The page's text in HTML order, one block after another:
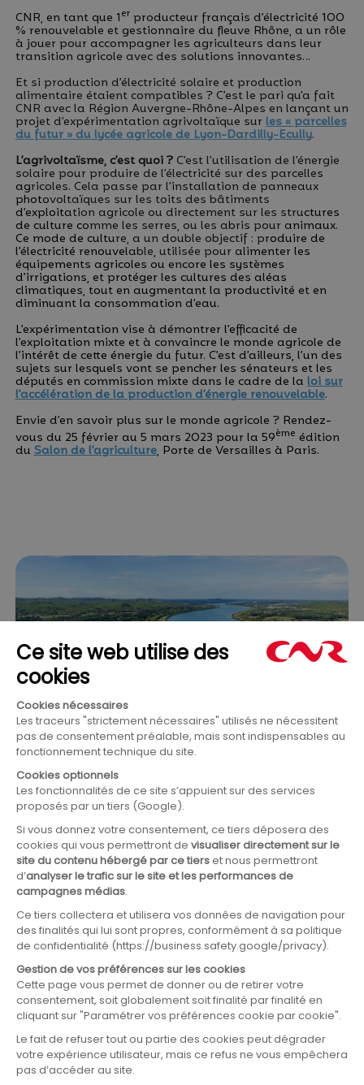
CNR, en tant que 1er producteur français d’électricité 100
% renouvelable et gestionnaire du fleuve Rhône, a un rôle
à jouer pour accompagner les agriculteurs dans leur
transition agricole avec des solutions innovantes…
Et si production d’électricité solaire et production
alimentaire étaient compatibles ? C’est le pari qu’a fait
CNR avec la Région Auvergne-Rhône-Alpes en lançant un
projet d’expérimentation agrivoltaïque surles « parcelles
du futur » du lycée agricole de Lyon-Dardilly-Ecully.
L’agrivoltaïsme, c’est quoi ?C’est l’utilisation de l’énergie
solaire pour produire de l’électricité sur des parcelles
agricoles. Cela passe par l’installation de panneaux
photovoltaïques sur les toits des bâtiments
d’exploitation agricole ou directement sur les structures
de culture comme les serres, ou les abris pour animaux.
Ce mode de culture, a un double objectif : produire de
l’électricité renouvelable, utilisée pour alimenter les
équipements agricoles ou encore les systèmes
d’irrigations, et protéger les cultures des aléas
climatiques, tout en augmentant la productivité et en
diminuant la consommation d’eau.
L’expérimentation vise à démontrer l’efficacité de
l’exploitation mixte et à convaincre le monde agricole de
l’intérêt de cette énergie du futur. C’est d’ailleurs, l’un des
sujets sur lesquels vont se pencher les sénateurs et les
députés en commission mixte dans le cadre de laloi sur
l’accélération de la production d’énergie renouvelable.
Envie d’en savoir plus sur le monde agricole ? Rendez-
vous du 25 février au 5 mars 2023 pour la 59ème édition
duSalon de l’agriculture, Porte de Versailles à Paris.
ARTICLE SUIVANT
Zoom sur la flore et la faune du
fleuve Rhône !
LIRE L'ARTICLE